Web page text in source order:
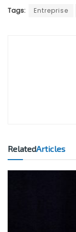
Tags: Entreprise
RelatedArticles